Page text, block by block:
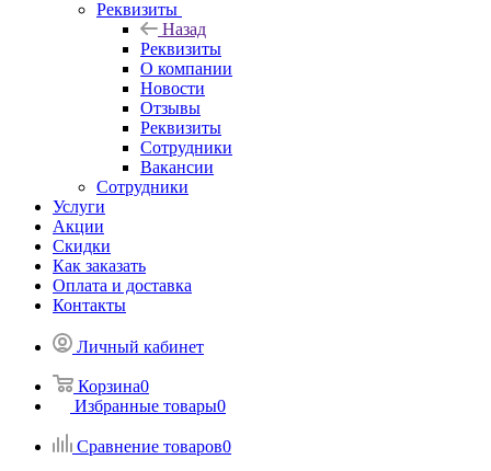
Реквизиты
Назад
Реквизиты
О компании
Новости
Отзывы
Реквизиты
Сотрудники
Вакансии
Сотрудники
Услуги
Акции
Скидки
Как заказать
Оплата и доставка
Контакты
Личный кабинет
Корзина0
Избранные товары0
Сравнение товаров0